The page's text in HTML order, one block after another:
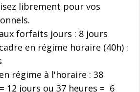
librement pour vos
forfaits jours : 8 jours
en régime horaire (40h) :
régime à l'horaire : 38
12 jours ou 37 heures = 6